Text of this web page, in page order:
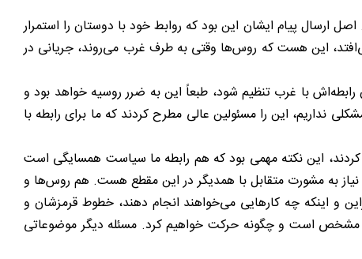
ارسال پیام ایشان این بود که روابط خود با دوستان را استمرار
این هست که روس‌ها وقتی به طرف غرب می‌روند، جریانی در
با غرب تنظیم شود، طبعاً این به ضرر روسیه خواهد بود و
نداریم، این را مسئولین عالی مطرح کردند که ما برای رابطه با
این نکته مهمی بود که هم رابطه ما سیاست همسایگی است
نیاز به مشورت متقابل با همدیگر در این مقطع هست. هم روس‌ها و
و اینکه چه کارهایی می‌خواهند انجام دهند، خطوط قرمزشان و
ما مشخص است و چگونه حرکت خواهیم کرد. مسئله دیگر موضوعاتی